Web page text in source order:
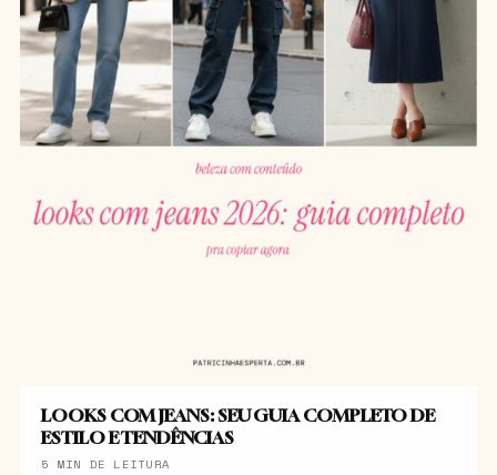
LOOKS COM JEANS: SEU GUIA COMPLETO DE
ESTILO E TENDÊNCIAS
5 MIN DE LEITURA